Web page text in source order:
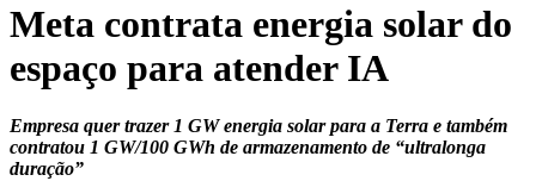
Meta contrata energia solar do
espaço para atender IA
Empresa quer trazer 1 GW energia solar para a Terra e também
contratou 1 GW/100 GWh de armazenamento de “ultralonga
duração”